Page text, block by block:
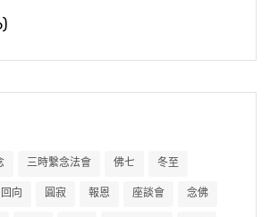
三時繫念法會 佛七 冬至
回向 圓寂 報恩 座談會 念佛